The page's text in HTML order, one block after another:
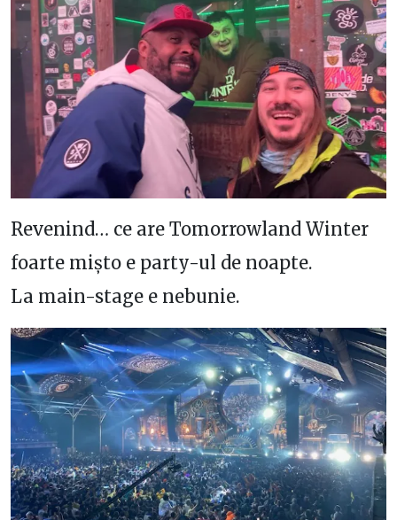
Revenind… ce are Tomorrowland Winter
foarte mișto e party-ul de noapte.
La main-stage e nebunie.